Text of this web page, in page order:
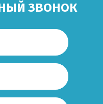
ЗВОНОК